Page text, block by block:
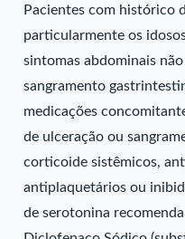
Pacientes com histórico
particularmente os
sintomas abdominais
sangramento
medicações
de ulceração ou
corticoide sistêmicos,
antiplaquetários ou
de serotonina